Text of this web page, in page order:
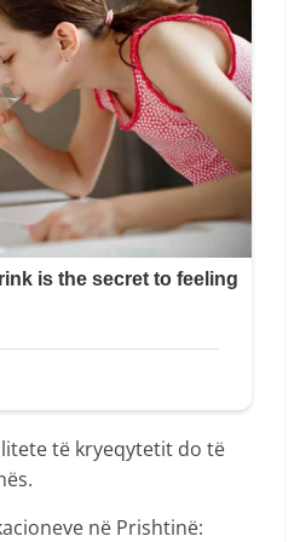
të kryeqytetit do të
në Prishtinë: